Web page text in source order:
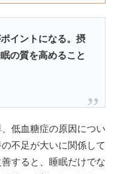
イントになる。摂
の質を高めること
低血糖症の原因につい
不足が大いに関係して
すると、睡眠だけでな